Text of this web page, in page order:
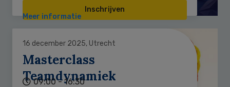
Inschrijven
Meer informatie
16 december 2025, Utrecht
Masterclass
Teamdynamiek
09:00 - 16:30